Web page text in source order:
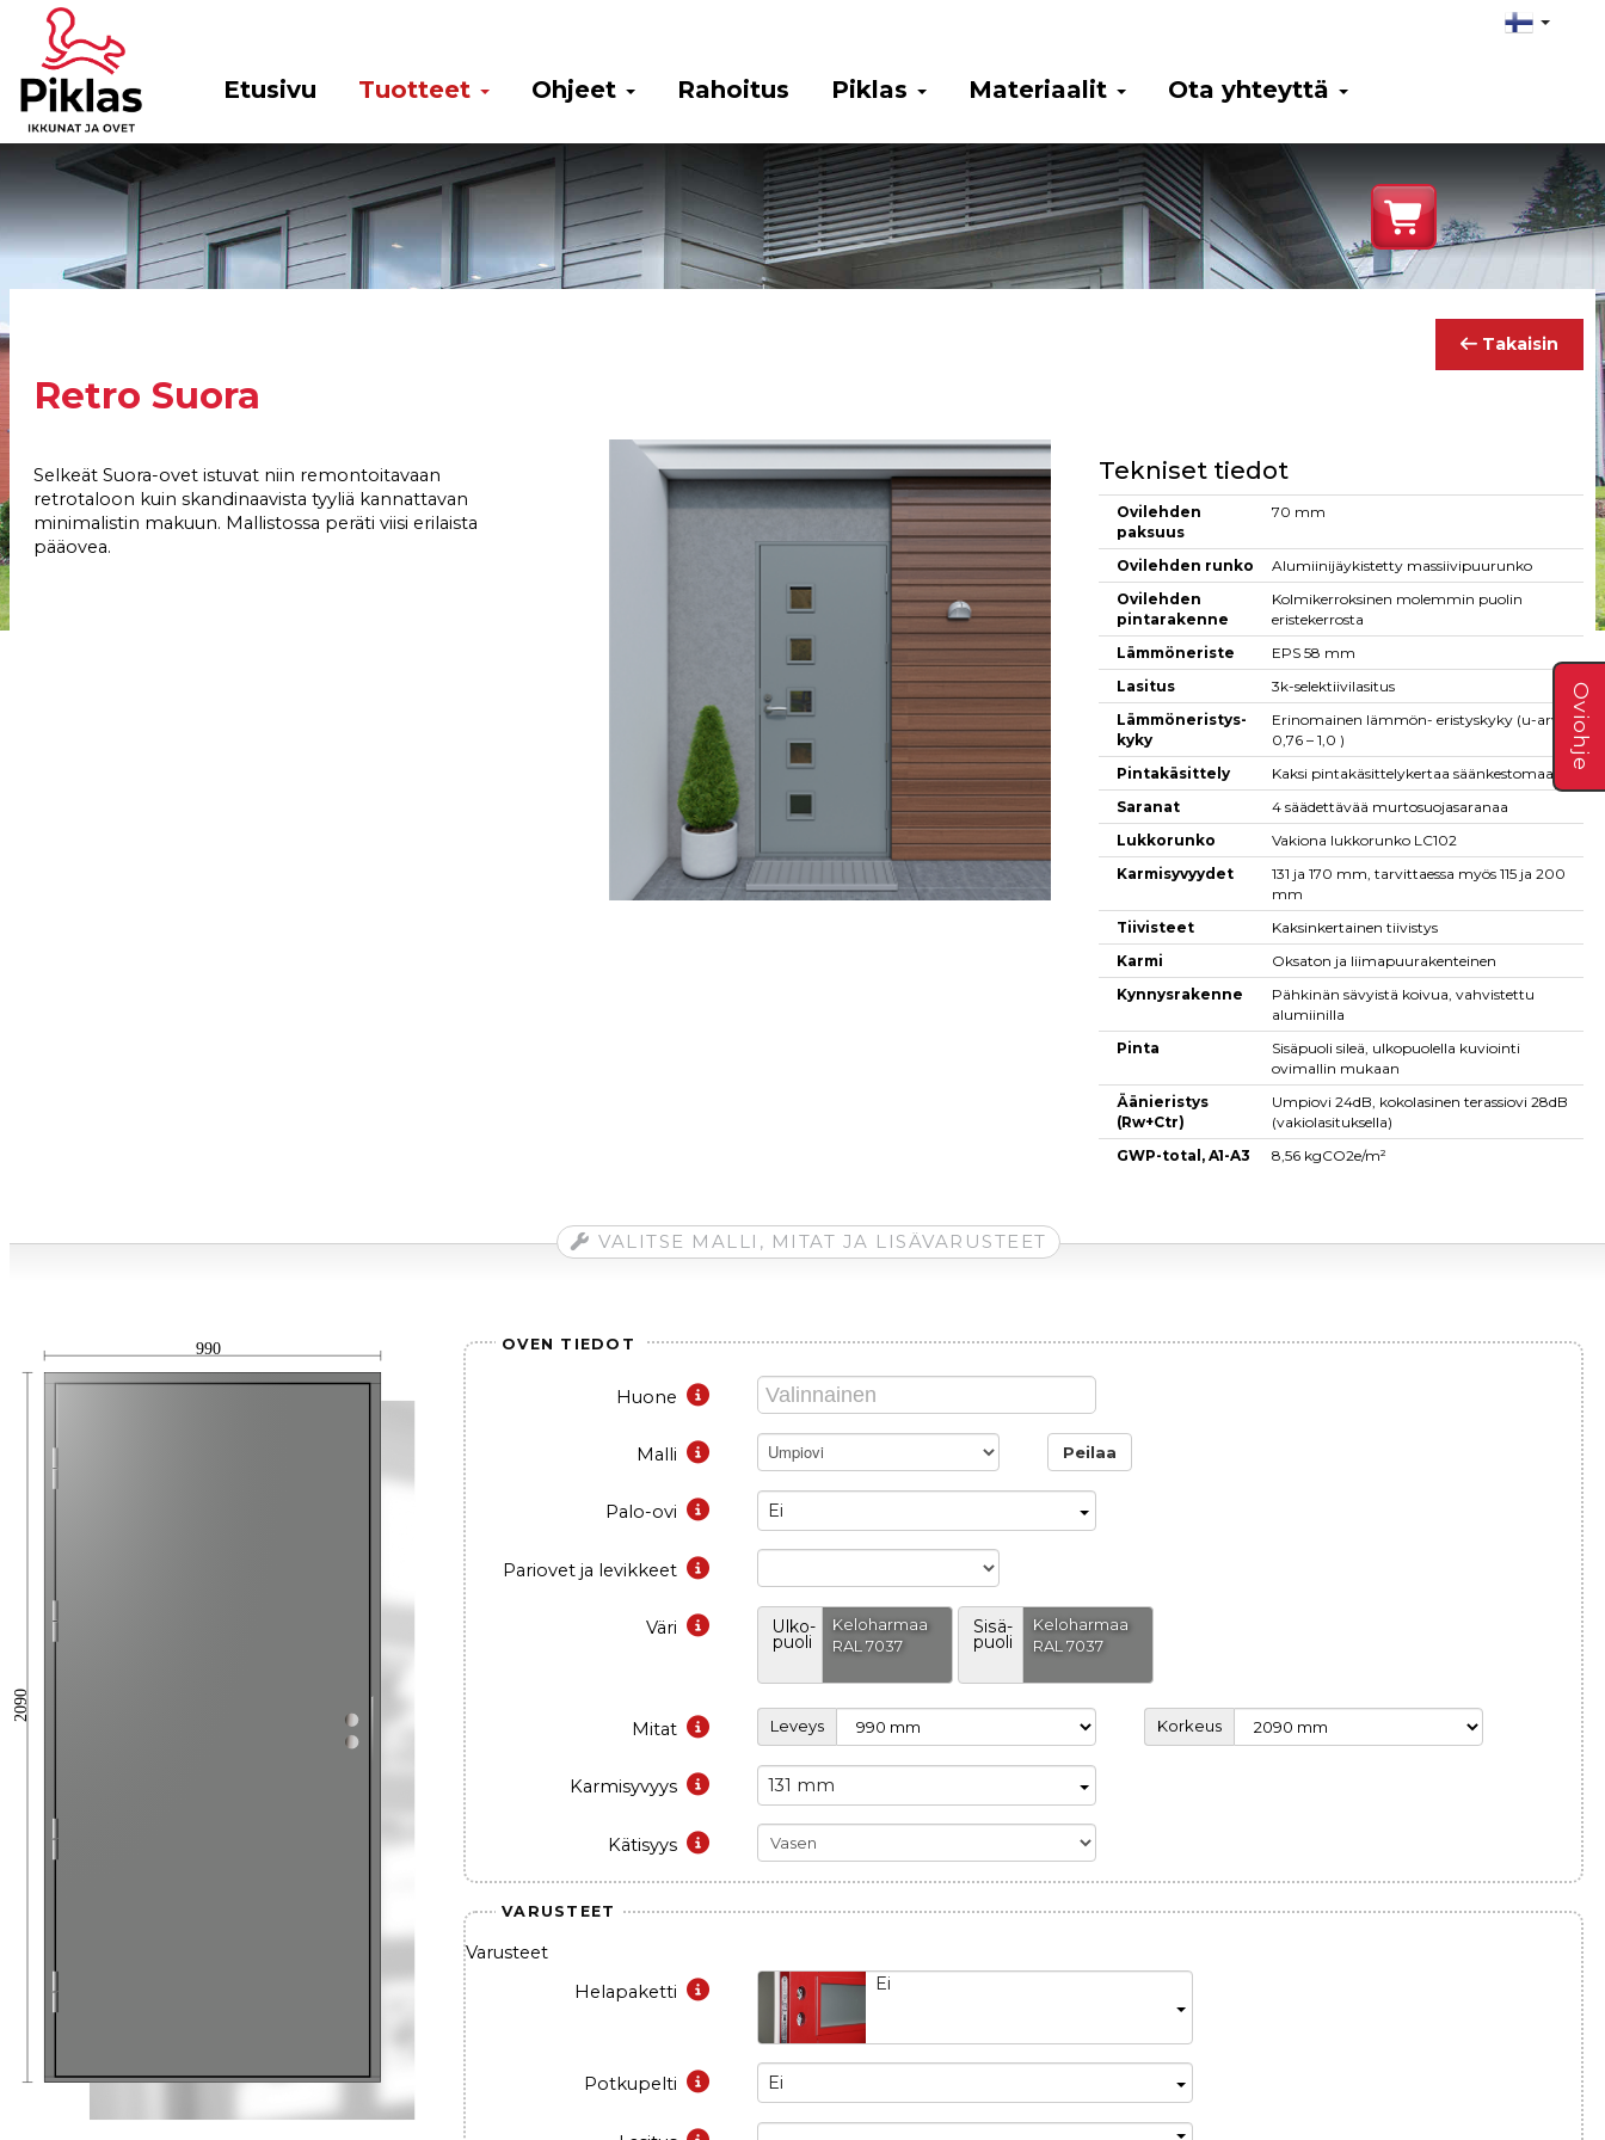
Etusivu Tuotteet Ohjeet Rahoitus Piklas Materiaalit Ota yhteyttä
Takaisin
Retro Suora
Selkeät Suora-ovet istuvat niin remontoitavaan
retrotaloon kuin skandinaavista tyyliä kannattavan
minimalistin makuun. Mallistossa peräti viisi erilaista
pääovea.
Tekniset tiedot
Ovilehden
paksuus
70 mm
Ovilehden runko
Alumiinijäykistetty massiivipuurunko
Ovilehden
pintarakenne
Kolmikerroksinen molemmin puolin
eristekerrosta
Lämmöneriste
EPS 58 mm
Lasitus
3k-selektiivilasitus
Lämmöneristys-
kyky
Erinomainen lämmön- eristyskyky (u-arvo
0,76 – 1,0 )
Pintakäsittely
Kaksi pintakäsittelykertaa säänkestomaalilla
Saranat
4 säädettävää murtosuojasaranaa
Lukkorunko
Vakiona lukkorunko LC102
Karmisyvyydet
131 ja 170 mm, tarvittaessa myös 115 ja 200
mm
Tiivisteet
Kaksinkertainen tiivistys
Karmi
Oksaton ja liimapuurakenteinen
Kynnysrakenne
Pähkinän sävyistä koivua, vahvistettu
alumiinilla
Pinta
Sisäpuoli sileä, ulkopuolella kuviointi
ovimallin mukaan
Äänieristys
(Rw+Ctr)
Umpiovi 24dB, kokolasinen terassiovi 28dB
(vakiolasituksella)
GWP-total, A1-A3
8,56 kgCO2e/m²
VALITSE MALLI, MITAT JA LISÄVARUSTEET
990
2090
OVEN TIEDOT
Huone
Malli Umpiovi Peilaa
Palo-ovi Ei
Pariovet ja levikkeet
Väri
Ulko-
puoli
Keloharmaa
RAL 7037
Sisä-
puoli
Keloharmaa
RAL 7037
Mitat Leveys Korkeus
Karmisyvyys 131 mm
Kätisyys
VARUSTEET
Varusteet
Helapaketti
Ei
Potkupelti Ei
Oviohje